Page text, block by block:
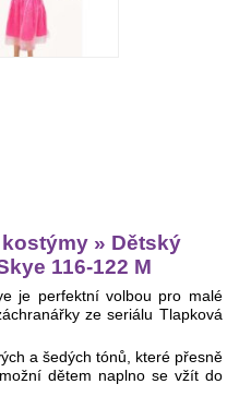
» Dětský
116-122 M
je perfektní volbou pro malé
ze seriálu Tlapková
a šedých tónů, které přesně
dětem naplno se vžít do